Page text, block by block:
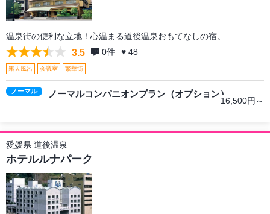
温泉街の便利な立地！心温まる道後温泉おもてなしの宿。
3.5 0件 ♥ 48
露天風呂 会議室 繁華街
ノーマル ノーマルコンパニオンプラン（オプション）
16,500円～
愛媛県 道後温泉
ホテルルナパーク